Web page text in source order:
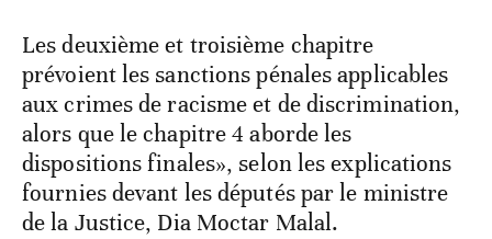
Les deuxième et troisième chapitre
prévoient les sanctions pénales applicables
aux crimes de racisme et de discrimination,
alors que le chapitre 4 aborde les
dispositions finales», selon les explications
fournies devant les députés par le ministre
de la Justice, Dia Moctar Malal.